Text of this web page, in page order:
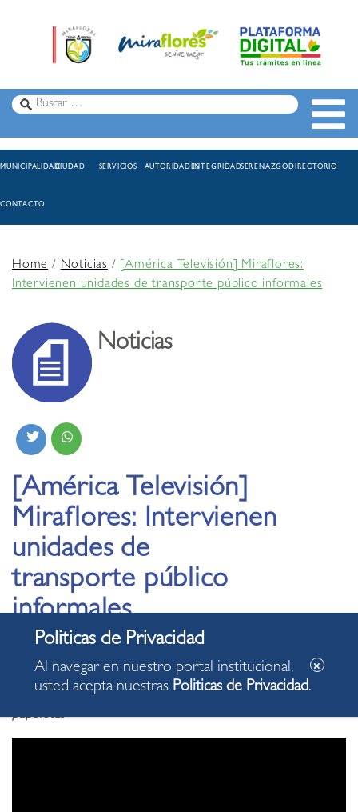
MUNICIPALIDADCIUDAD SERVICIOS AUTORIDADESINTEGRIDADSERENAZGODIRECTORIO
CONTACTO
Home/Noticias /
[América Televisión] Miraflores:
Intervienen unidades de transporte público informales
Noticias
[América Televisión]
Miraflores: Intervienen
unidades de
transporte público
informales
22.01.2020
Vehículos pirata deben más de medio millón de soles en
papeletas
Al navegar en nuestro portal institucional,
usted acepta nuestras Politicas de Privacidad.